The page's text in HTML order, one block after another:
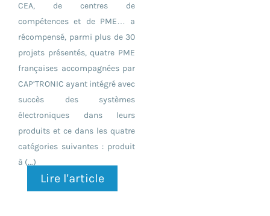
CEA, de centres de
compétences et de PME… a
récompensé, parmi plus de 30
projets présentés, quatre PME
françaises accompagnées par
CAP’TRONIC ayant intégré avec
succès des systèmes
électroniques dans leurs
produits et ce dans les quatre
catégories suivantes : produit
à (...)
Lire l'article